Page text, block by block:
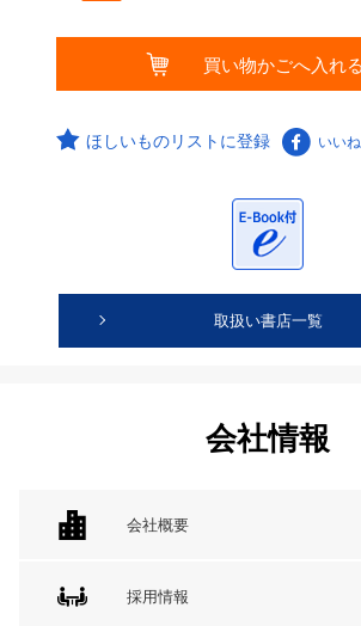
ほしいものリストに登録 いいね
取扱い書店一覧
会社情報
会社概要
採用情報